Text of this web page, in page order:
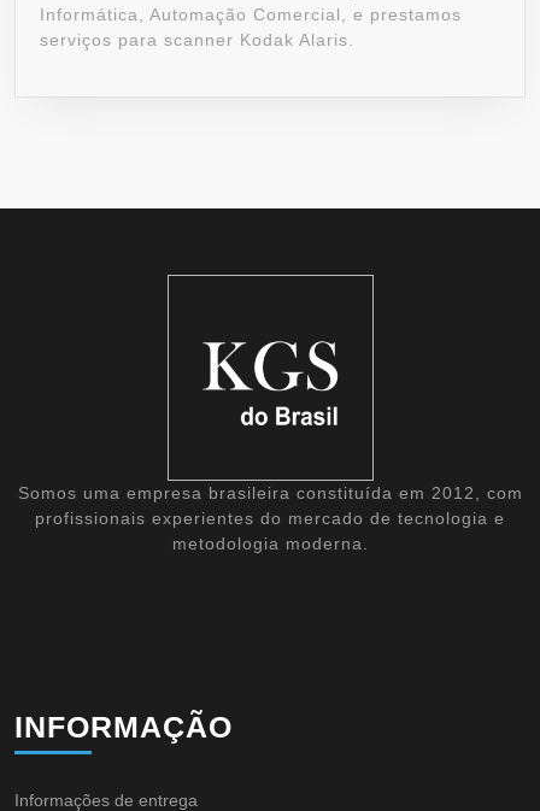
Informática, Automação Comercial, e prestamos
serviços para scanner Kodak Alaris.
Somos uma empresa brasileira constituída em 2012, com
profissionais experientes do mercado de tecnologia e
metodologia moderna.
INFORMAÇÃO
Informações de entrega